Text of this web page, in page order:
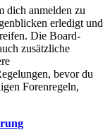
dich anmelden zu
erledigt und
Die Board-
zusätzliche
bevor du
Forenregeln,